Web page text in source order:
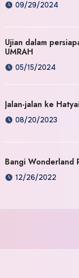
09/29/2024
Ujian dalam
UMRAH
05/15/2024
Jalan-jalan ke
08/20/2023
Bangi Wonderland
12/26/2022